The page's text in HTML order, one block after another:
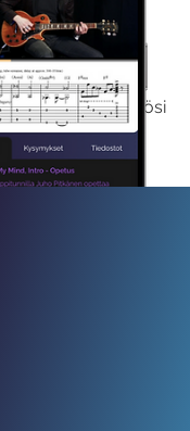
käyttöösi